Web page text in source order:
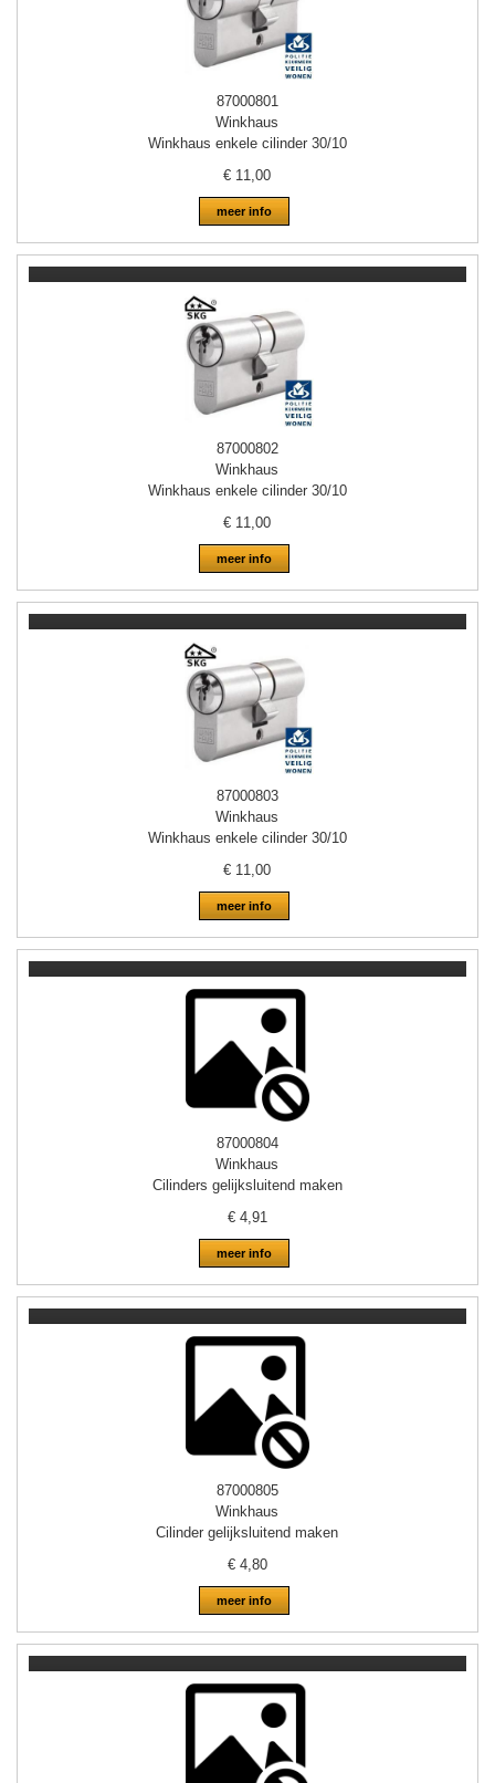
87000801
Winkhaus
Winkhaus enkele cilinder 30/10
€ 11,00
meer info
87000802
Winkhaus
Winkhaus enkele cilinder 30/10
€ 11,00
meer info
87000803
Winkhaus
Winkhaus enkele cilinder 30/10
€ 11,00
meer info
87000804
Winkhaus
Cilinders gelijksluitend maken
€ 4,91
meer info
87000805
Winkhaus
Cilinder gelijksluitend maken
€ 4,80
meer info